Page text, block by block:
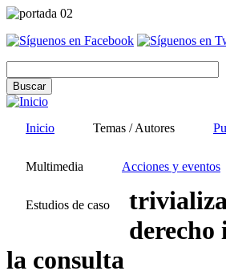
Pasar
contenido
Inicio Temas / Autores
Multimedia Acciones y eventos
Estudios de caso
derecho
la consulta